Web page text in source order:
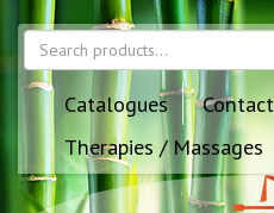
Catalogues Contact
Therapies / Massages